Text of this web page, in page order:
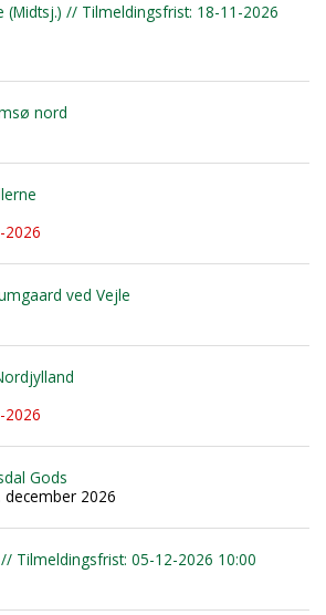
(Midtsj.) // Tilmeldingsfrist: 18-11-2026
nord
2026
ved Vejle
2026
Gods
2026
Tilmeldingsfrist: 05-12-2026 10:00